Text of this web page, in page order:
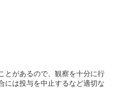
とがあるので、観察を十分に行
には投与を中止するなど適切な